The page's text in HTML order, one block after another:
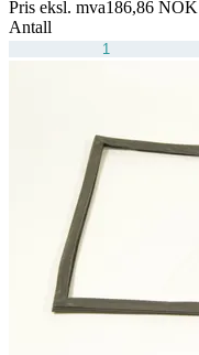
Pris eksl. mva186,86 NOK
Antall